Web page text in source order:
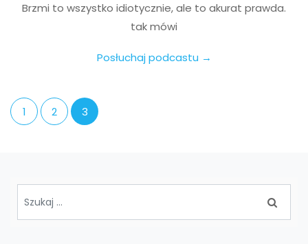
Brzmi to wszystko idiotycznie, ale to akurat prawda.
tak mówi
Posłuchaj podcastu →
1 2 3